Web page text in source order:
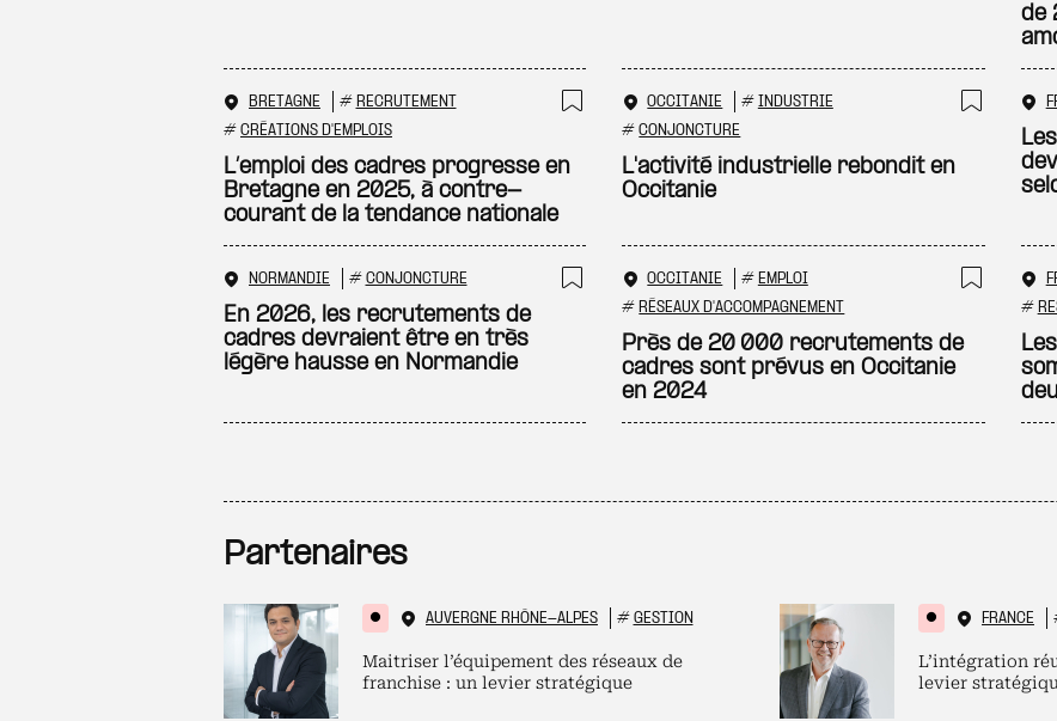
de
BRETAGNE # RECRUTEMENT
# CRÉATIONS D'EMPLOIS Ajouter à ma sélection
L’emploi des cadres progresse en
Bretagne en 2025, à contre-
courant de la tendance nationale
OCCITANIE # INDUSTRIE
#CONJONCTURE
L'activité industrielle rebondit en
Occitanie
NORMANDIE # CONJONCTURE
Ajouter à ma sélection
En 2026, les recrutements de
cadres devraient être en très
légère hausse en Normandie
OCCITANIE # EMPLOI
#RÉSEAUX D'ACCOMPAGNEMENT
Près de 20 000 recrutements de
cadres sont prévus en Occitanie
en 2024
#
Partenaires
AUVERGNE RHÔNE-ALPES # GESTION
Maitriser l’équipement des réseaux de
franchise : un levier stratégique
FRANCE
L’intégration
levier